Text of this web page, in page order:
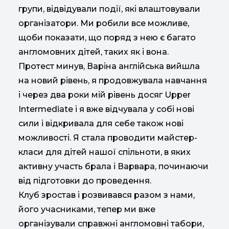
групи, відвідували події, які влаштовували
організатори. Ми робили все можливе,
щоби показати, що поряд з нею є багато
англомовних дітей, таких як і вона.
Протест минув, Варіна англійська вийшла
на новий рівень, я продовжувала навчання
і через два роки мій рівень досяг Upper
Intermediate і я вже відчувала у собі нові
сили і відкривала для себе також нові
можливості. Я стала проводити майстер-
класи для дітей нашої спільноти, в яких
активну участь брала і Варвара, починаючи
від підготовки до проведення.
Клуб зростав і розвивався разом з нами,
його учасниками, тепер ми вже
організували справжні англомовні табори,